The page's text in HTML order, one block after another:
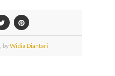
, byWidia Diantari